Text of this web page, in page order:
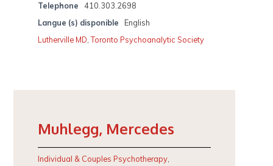
Telephone
410.303.2698
Langue (s) disponible
English
Lutherville MD,Toronto Psychoanalytic Society
Muhlegg, Mercedes
Individual & Couples Psychotherapy,